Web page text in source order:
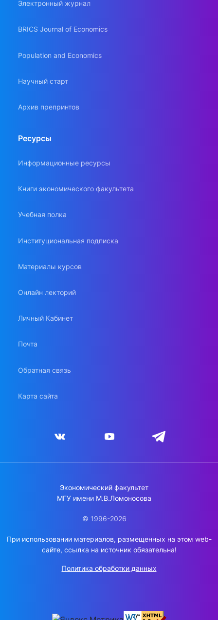
Электронный журнал
BRICS Journal of Economics
Population and Economics
Научный старт
Архив препринтов
Ресурсы
Информационные ресурсы
Книги экономического факультета
Учебная полка
Институциональная подписка
Материалы курсов
Онлайн лекторий
Личный Кабинет
Почта
Обратная связь
Карта сайта
Экономический факультет
МГУ имени М.В.Ломоносова
© 1996-2026
При использовании материалов, размещенных на этом web-
сайте, ссылка на источник обязательна!
Политика обработки данных